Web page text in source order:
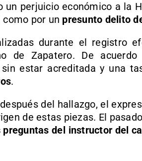
un perjuicio económico a la
por un presunto delito
durante el registro
de Zapatero. De
estar acreditada y una
.
del hallazgo, el
de estas piezas. El
del instructor del